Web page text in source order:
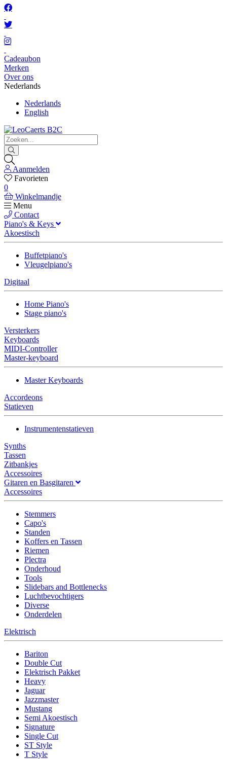
Cadeaubon
Merken
Over ons
Nederlands
Nederlands
English
Aanmelden
Favorieten
0
Winkelmandje
Menu
Contact
Piano's & Keys
Akoestisch
Buffetpiano's
Vleugelpiano's
Digitaal
Home Piano's
Stage piano's
Versterkers
Keyboards
MIDI-Controller
Master-keyboard
Master Keyboards
Accordeons
Statieven
Instrumentenstatieven
Synths
Tassen
Zitbankjes
Accessoires
Gitaren en Basgitaren
Accessoires
Stemmers
Capo's
Standen
Koffers en Tassen
Riemen
Plectra
Onderhoud
Tools
Slidebars and Bottlenecks
Luchtbevochtigers
Diverse
Onderdelen
Elektrisch
Bariton
Double Cut
Elektrisch Pakket
Heavy
Jaguar
Jazzmaster
Mustang
Semi Akoestisch
Signature
Single Cut
ST Style
T Style